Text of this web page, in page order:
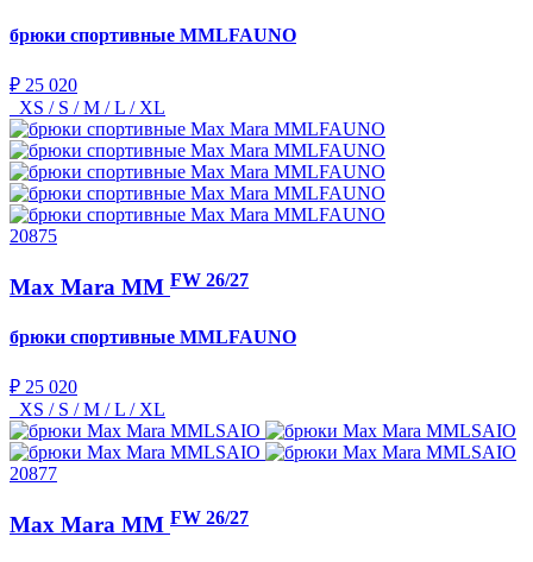
брюки спортивные MMLFAUNO
₽ 25 020
XS / S / M / L / XL
20875
Max Mara MM FW 26/27
брюки спортивные MMLFAUNO
₽ 25 020
XS / S / M / L / XL
20877
Max Mara MM FW 26/27